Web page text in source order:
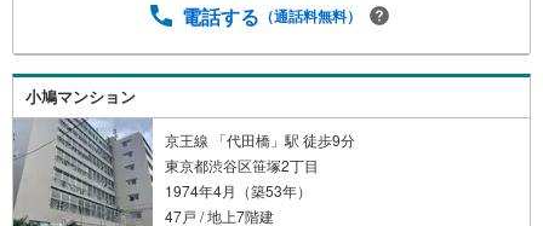
電話する （通話料無料）
小鳩マンション
京王線 「代田橋」駅 徒歩9分
東京都渋谷区笹塚2丁目
1974年4月（築53年）
47戸 / 地上7階建